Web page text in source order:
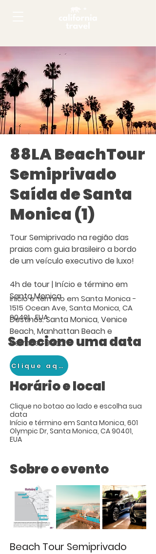
88LA BeachTour
Semiprivado
Saída de Santa
Monica (1)
Tour Semiprivado na região das
praias com guia brasileiro a bordo
de um veículo executivo de luxo!
4h de tour | Início e término em
Santa Monica
Destinos: Santa Monica, Venice
Beach, Manhattan Beach e
Hermosa Beach.
Horário e local
Clique no botao ao lado e escolha sua
data
Início e término em Santa Monica, 601
Olympic Dr, Santa Monica, CA 90401,
EUA
Sobre o evento
Beach Tour Semiprivado
Selecione uma data
Clique aqui
Início e término em Santa Monica -
1515 Ocean Ave, Santa Monica, CA
90401, EUA